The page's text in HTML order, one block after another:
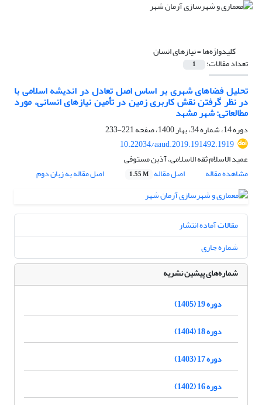
کلیدواژه‌ها =نیازهای انسان
تعداد مقالات: 1
تحلیل فضاهای شهری بر اساس اصل تعادل در اندیشه اسلامی با
در نظر گرفتن نقش کاربری زمین در تأمین نیازهای انسانی، مورد
مطالعاتی: شهر مشهد
دوره 14، شماره 34، بهار 1400، صفحه
221-233
10.22034/aaud.2019.191492.1919
عمید الاسلام ثقه الاسلامی، آذین مستوفی
مشاهده مقاله
اصل مقاله 1.55 M اصل مقاله به زبان دوم
مقالات آماده انتشار
شماره جاری
شماره‌های پیشین نشریه
دوره 19 (1405)
دوره 18 (1404)
دوره 17 (1403)
دوره 16 (1402)